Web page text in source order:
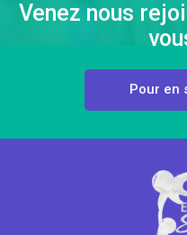
Venez nous
Pour en